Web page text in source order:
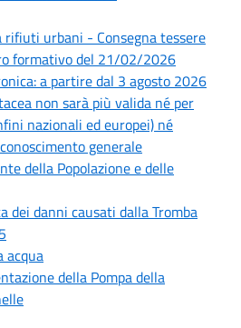
rifiuti urbani - Consegna tessere
formativo del 21/02/2026
a partire dal 3 agosto 2026
non sarà più valida né per
nazionali ed europei) né
generale
della Popolazione e delle
dei danni causati dalla Tromba
acqua
della Pompa della